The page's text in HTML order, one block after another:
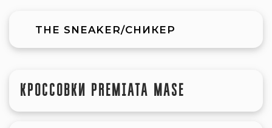
THE SNEAKER/СНИКЕР
КРОССОВКИ PREMIATA MASE